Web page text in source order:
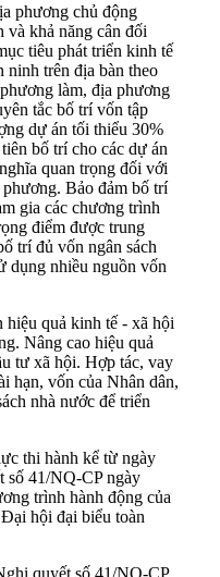
phương chủ động
và khả năng cân đối
tiêu phát triển kinh tế
ninh trên địa bàn theo
làm, địa phương
tắc bố trí vốn tập
dự án tối thiểu 30%
bố trí cho các dự án
quan trọng đối với
Bảo đảm bố trí
gia các chương trình
điểm được trung
trí đủ vốn ngân sách
dụng nhiều nguồn vốn
hiệu quả kinh tế - xã hội
Nâng cao hiệu quả
tư xã hội. Hợp tác, vay
hạn, vốn của Nhân dân,
nhà nước để triển
thi hành kể từ ngày
số 41/NQ-CP ngày
trình hành động của
hội đại biểu toàn
quyết số 41/NQ-CP